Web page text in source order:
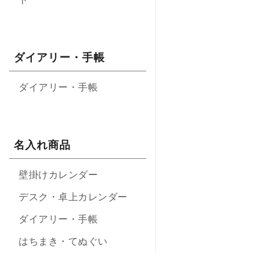
ダイアリー・手帳
ダイアリー・手帳
名入れ商品
壁掛けカレンダー
デスク・卓上カレンダー
ダイアリー・手帳
はちまき・てぬぐい